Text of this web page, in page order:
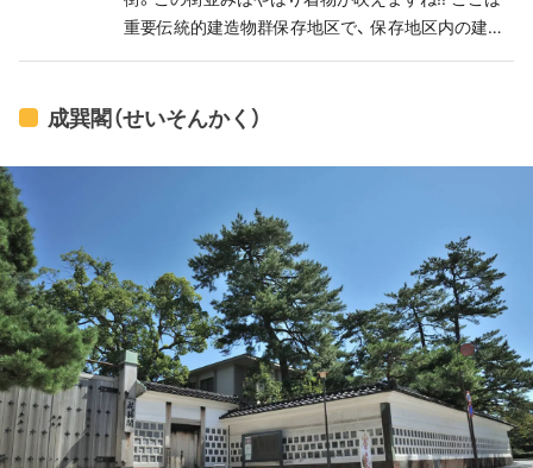
重要伝統的建造物群保存地区で、 保存地区内の建築
方も多く、大きなカメラを持って 散策されていまし
ましたが ひがし茶屋街は食べ歩き禁止のようで、 店
成巽閣（せいそんかく）